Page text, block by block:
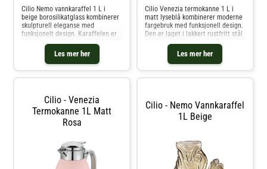
Les mer her
Cilio Nemo vannkaraffel 1 L i
beige borosilikatglass kombinerer
skulpturell eleganse med
funksjonelt design. Karaffelen er
håndlaget og har et unikt håndtak
formet som en fiskestjert – både
et blikkfang og et praktisk grep.
Den brede åpningen gjør de
Les mer her
Cilio Venezia termokanne 1 L i
matt lyseblå kombinerer moderne
fargebruk med funksjonell design.
Den er laget i lakkert rustfritt stål
og har en vakuumisolert innsats
som holder drikker varme i opptil
12 timer og kalde i opptil 24 timer
– ideell til
Cilio - Venezia
Termokanne 1L Matt
Rosa
Cilio - Nemo Vannkaraffel
1L Beige